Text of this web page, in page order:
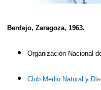
Berdejo, Zaragoza, 1963.
Organización Nacional
Club Medio Natural y